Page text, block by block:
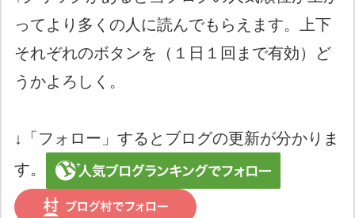
ってより多くの人に読んでもらえます。上下
それぞれのボタンを（１日１回まで有効）ど
うかよろしく。
↓「フォロー」するとブログの更新が分かりま
す。